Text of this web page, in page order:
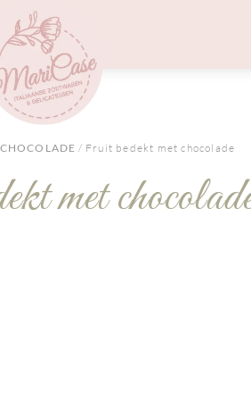
CHOCOLADE / Fruit bedekt met chocolade
met